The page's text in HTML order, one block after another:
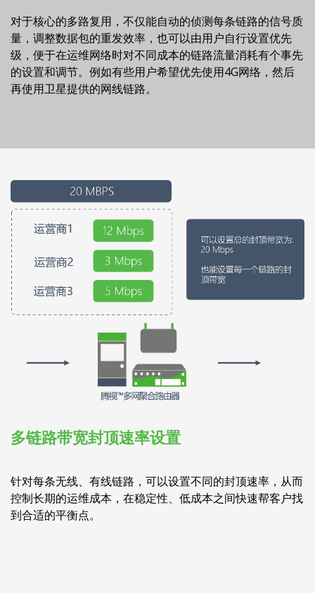
对于核心的多路复用，不仅能自动的侦测每条链路的信号质
量，调整数据包的重发效率，也可以由用户自行设置优先
级，便于在运维网络时对不同成本的链路流量消耗有个事先
的设置和调节。例如有些用户希望优先使用4G网络，然后
再使用卫星提供的网线链路。
多链路带宽封顶速率设置
针对每条无线、有线链路，可以设置不同的封顶速率，从而
控制长期的运维成本，在稳定性、低成本之间快速帮客户找
到合适的平衡点。